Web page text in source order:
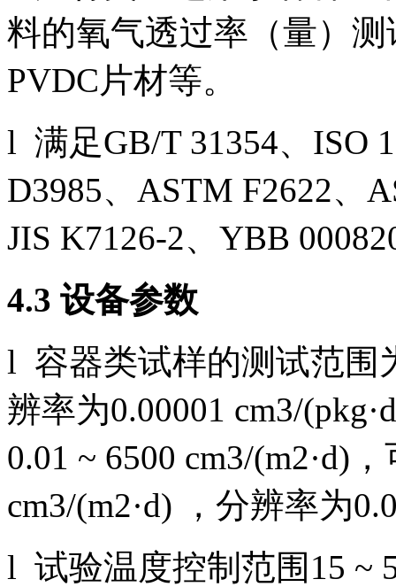
料的氧气透过率（量）
PVDC片材等。
l 满足GB/T 31354、ISO
D3985、ASTM F2622、
JIS K7126-2、YBB
4.3 设备参数
l 容器类试样的测试范围
辨率为0.00001 cm3/
0.01 ~ 6500 cm3/(m2·d)
cm3/(m2·d) ，分辨率为
l 试验温度控制范围15 ~